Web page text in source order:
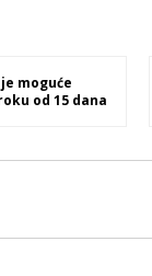
moguće
od 15 dana